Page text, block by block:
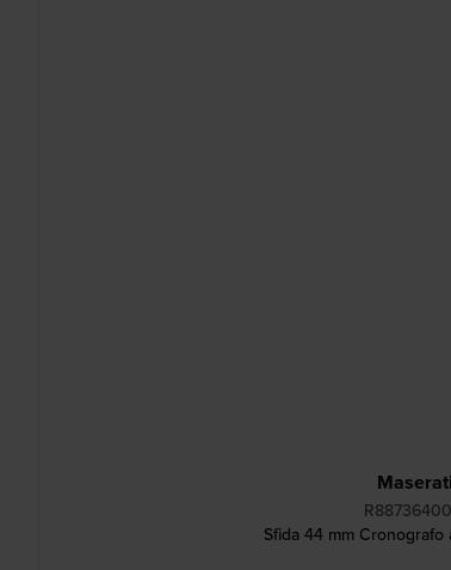
Maserati
Sfida 44 mm Cronografo